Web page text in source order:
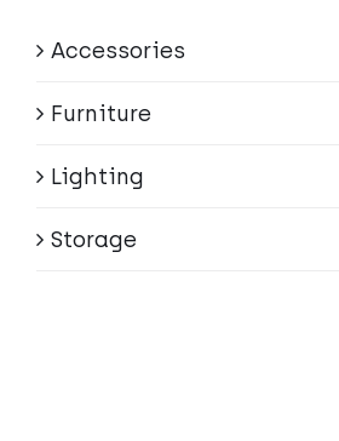
Accessories
Furniture
Lighting
Storage